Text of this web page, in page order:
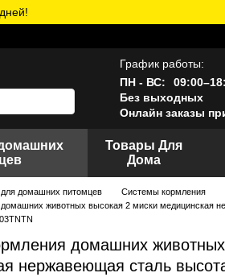
График работы:
ПН - ВС:
Без выходных
Онлайн заказы
Товары Для
Дома
домашних питомцев
Системы кормления
животных высокая 2 миски медицинская
домашних
нержавеющая сталь